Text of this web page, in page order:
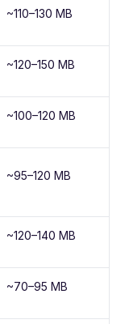
~110–130 MB
~120–150 MB
~100–120 MB
~95–120 MB
~120–140 MB
~70–95 MB